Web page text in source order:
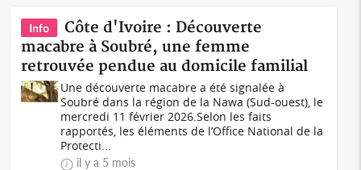
Info
Côte d'Ivoire : Découverte
macabre à Soubré, une femme
retrouvée pendue au domicile familial
Une découverte macabre a été signalée à
Soubré dans la région de la Nawa (Sud-ouest), le
mercredi 11 février 2026.Selon les faits
rapportés, les éléments de l’Office National de la
Protecti...
il y a 5 mois